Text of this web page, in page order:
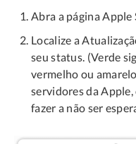
Abra a página Apple
Localize a
seu status. (Verde
vermelho ou
servidores da Apple,
fazer a não ser